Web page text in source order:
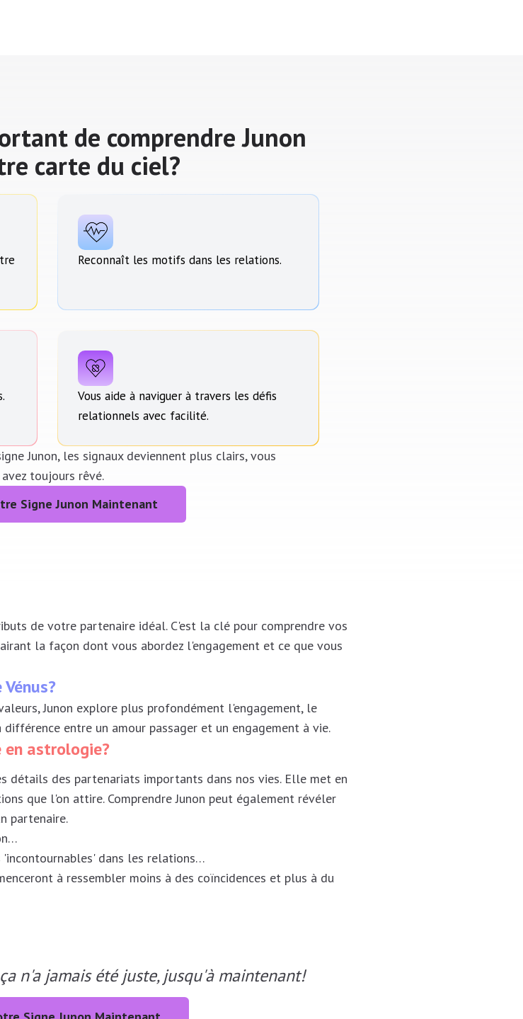
de comprendre Junon
carte du ciel?
Reconnaît les motifs dans les relations.
Vous aide à naviguer à travers les défis
relationnels avec facilité.
Junon, les signaux deviennent plus clairs, vous
toujours rêvé.
Signe Junon Maintenant
de votre partenaire idéal. C'est la clé pour comprendre vos
la façon dont vous abordez l'engagement et ce que vous
Junon explore plus profondément l'engagement, le
entre un amour passager et un engagement à vie.
astrologie?
détails des partenariats importants dans nos vies. Elle met en
que l'on attire. Comprendre Junon peut également révéler
partenaire.
'incontournables' dans les relations…
à ressembler moins à des coïncidences et plus à du
n'a jamais été juste, jusqu'à maintenant!